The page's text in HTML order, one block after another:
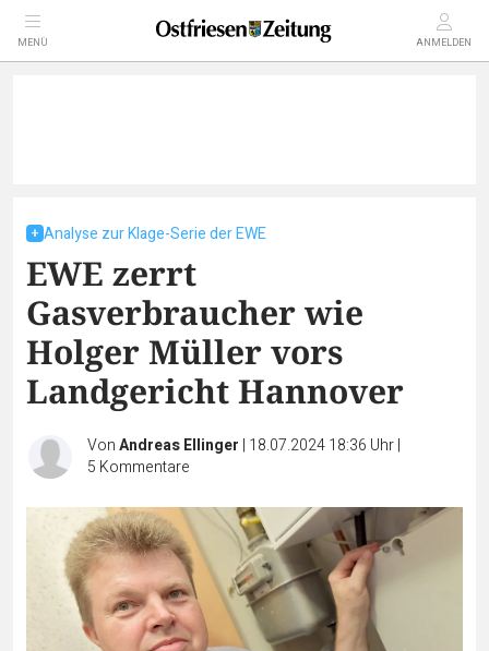
MENÜ ANMELDEN
Analyse zur Klage-Serie der EWE
EWE zerrt
Gasverbraucher wie
Holger Müller vors
Landgericht Hannover
VonAndreas Ellinger | 18.07.2024 18:36 Uhr|
5 Kommentare